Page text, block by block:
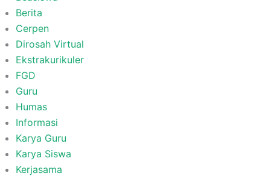
Berita
Cerpen
Dirosah Virtual
Ekstrakurikuler
FGD
Guru
Humas
Informasi
Karya Guru
Karya Siswa
Kerjasama